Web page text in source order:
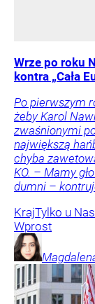
Wrze po roku
kontra „Cała
Po pierwszym
żeby Karol
zwaśnionymi
największą
chyba
KO. – Mamy
dumni –
KrajTylko u Nas
Wprost